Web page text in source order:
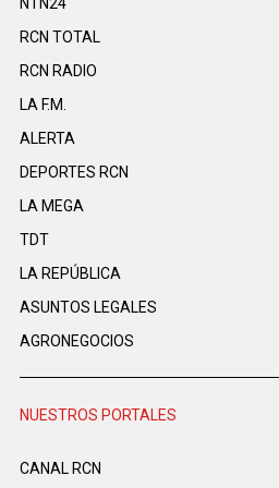
NTN24
RCN TOTAL
RCN RADIO
LA F.M.
ALERTA
DEPORTES RCN
LA MEGA
TDT
LA REPÚBLICA
ASUNTOS LEGALES
AGRONEGOCIOS
NUESTROS PORTALES
CANAL RCN